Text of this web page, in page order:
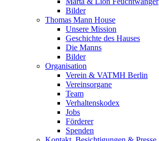
Bilder
Thomas Mann House
Unsere Mission
Geschichte des Hauses
Die Manns
Bilder
Organisation
Verein & VATMH Berlin
Vereinsorgane
Team
Verhaltenskodex
Jobs
Förderer
Spenden